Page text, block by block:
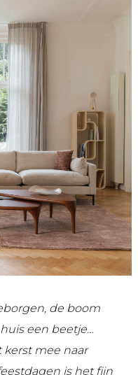
de boom
een beetje…
kerst mee naar
is het fijn